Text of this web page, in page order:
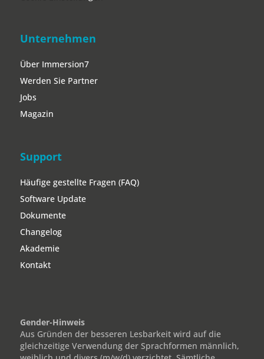
Unternehmen
Über Immersion7
Werden Sie Partner
Jobs
Magazin
Support
Häufige gestellte Fragen (FAQ)
Software Update
Dokumente
Changelog
Akademie
Kontakt
Gender-Hinweis
Aus Gründen der besseren Lesbarkeit wird auf die
gleichzeitige Verwendung der Sprachformen männlich,